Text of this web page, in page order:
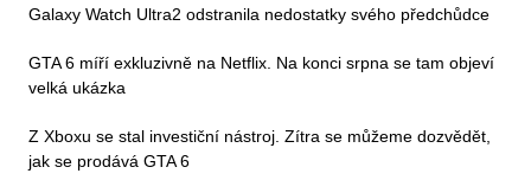
Galaxy Watch Ultra2 odstranila nedostatky svého předchůdce
GTA 6 míří exkluzivně na Netflix. Na konci srpna se tam objeví
velká ukázka
Z Xboxu se stal investiční nástroj. Zítra se můžeme dozvědět,
jak se prodává GTA 6